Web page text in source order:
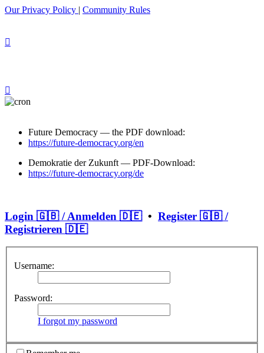
Our Privacy Policy | Community Rules
Future Democracy — the PDF download:
https://future-democracy.org/en
Demokratie der Zukunft — PDF-Download:
https://future-democracy.org/de
Login 🇬🇧 / Anmelden 🇩🇪• Register 🇬🇧 /
Registrieren 🇩🇪
Username:
Password:
I forgot my password